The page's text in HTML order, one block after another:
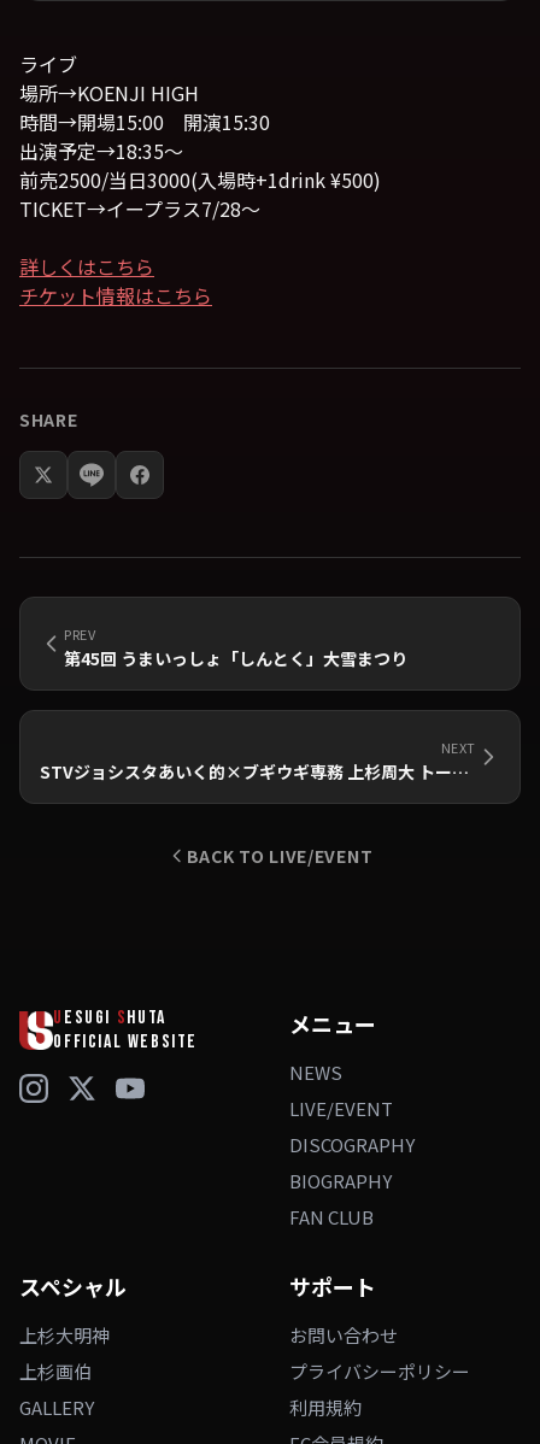
ライブ
場所→KOENJI HIGH
時間→開場15:00 開演15:30
出演予定→18:35〜
前売2500/当日3000(入場時+1drink ¥500)
TICKET→イープラス7/28〜
詳しくはこちら
チケット情報はこちら
SHARE
PREV
第45回 うまいっしょ「しんとく」大雪まつり
NEXT
STVジョシスタあいく的×ブギウギ専務 上杉周大 トーク&ライブ
BACK TO LIVE/EVENT
U ESUGI SHUTA
OFFICIAL WEBSITE
メニュー
NEWS
LIVE/EVENT
DISCOGRAPHY
BIOGRAPHY
FAN CLUB
スペシャル
上杉大明神
上杉画伯
GALLERY
サポート
お問い合わせ
プライバシーポリシー
利用規約